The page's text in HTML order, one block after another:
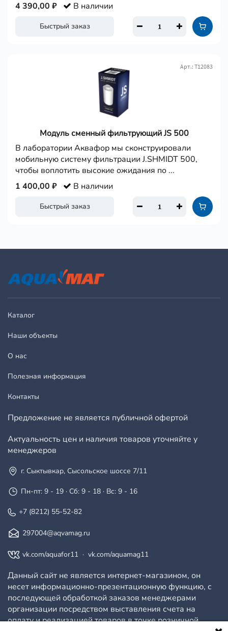
Быстрый заказ
4 390,00 ₽ В наличии
Модуль сменный фильтрующий JS 500
Арт.: Т12083
В лаборатории Аквафор мы сконструировали
мобильную систему фильтрации J.SHMIDT 500,
чтобы воплотить высокие ожидания по ...
Быстрый заказ
1 400,00 ₽ В наличии
Каталог
Наши объекты
О нас
Полезная информация
Контакты
Предложение не является публичной офертой
Актуальность цен и наличия товаров уточняйте у
менеджеров
г. Сыктывкар, Сысольское шоссе 7/11
Пн-пт: 9 - 19 · Сб: 9 - 18 · Вс: 9 - 16
+7 (8212) 55-52-82
297004@aqvamag.ru
vk.com/aquafor11 · vk.com/aquamag11
Данный сайт не является интернет-магазином, он
несет информационно-презентационную функцию, с
последующей обработкой заказов менеджерами
организации посредством выставления счета на
оплату и реализацией товаров в точке розничной